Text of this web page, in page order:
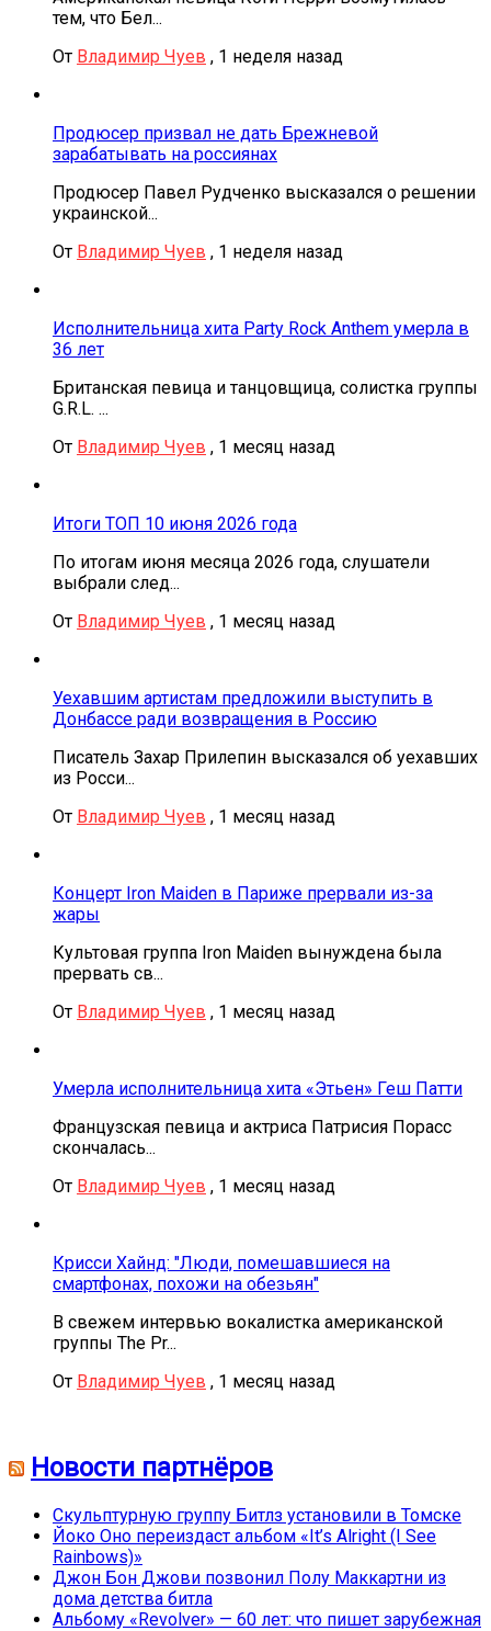
тем, что Бел...
От Владимир Чуев , 1 неделя назад
Продюсер призвал не дать Брежневой
зарабатывать на россиянах
Продюсер Павел Рудченко высказался о решении
украинской...
От Владимир Чуев , 1 неделя назад
Исполнительница хита Party Rock Anthem умерла в
36 лет
Британская певица и танцовщица, солистка группы
G.R.L. ...
От Владимир Чуев , 1 месяц назад
Итоги ТОП 10 июня 2026 года
По итогам июня месяца 2026 года, слушатели
выбрали след...
От Владимир Чуев , 1 месяц назад
Уехавшим артистам предложили выступить в
Донбассе ради возвращения в Россию
Писатель Захар Прилепин высказался об уехавших
из Росси...
От Владимир Чуев , 1 месяц назад
Концерт Iron Maiden в Париже прервали из-за
жары
Культовая группа Iron Maiden вынуждена была
прервать св...
От Владимир Чуев , 1 месяц назад
Умерла исполнительница хита «Этьен» Геш Патти
Французская певица и актриса Патрисия Порасс
скончалась...
От Владимир Чуев , 1 месяц назад
Крисси Хайнд: "Люди, помешавшиеся на
смартфонах, похожи на обезьян"
В свежем интервью вокалистка американской
группы The Pr...
От Владимир Чуев , 1 месяц назад
Новости партнёров
Скульптурную группу Битлз установили в Томске
Йоко Оно переиздаст альбом «It’s Alright (I See
Rainbows)»
Джон Бон Джови позвонил Полу Маккартни из
дома детства битла
Альбому «Revolver» — 60 лет: что пишет зарубежная